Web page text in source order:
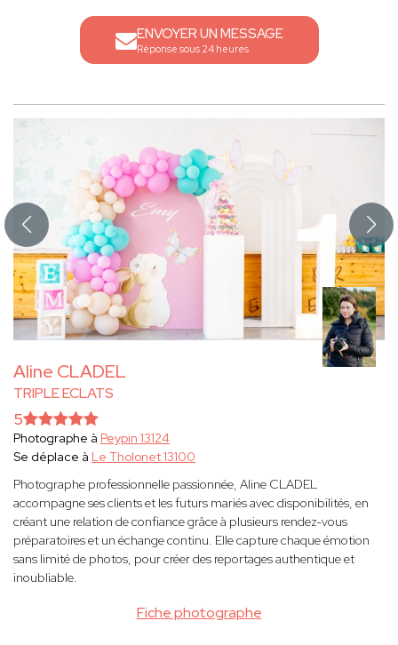
ENVOYER UN MESSAGE
Réponse sous 24 heures
Aline CLADEL
TRIPLE ECLATS
Fiche photographe
5
Photographe à Peypin 13124
Se déplace à Le Tholonet 13100
Photographe professionnelle passionnée, Aline CLADEL
accompagne ses clients et les futurs mariés avec disponibilités, en
créant une relation de confiance grâce à plusieurs rendez-vous
préparatoires et un échange continu. Elle capture chaque émotion
sans limité de photos, pour créer des reportages authentique et
inoubliable.